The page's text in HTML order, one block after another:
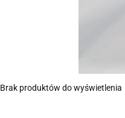
Brak produktów do wyświetlenia